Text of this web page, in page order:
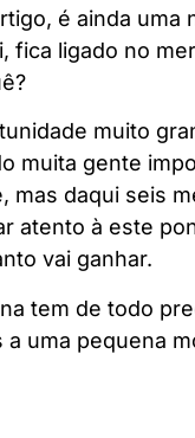
é ainda
fica ligado no
muito
muita gente
daqui seis
atento à este
vai ganhar.
tem de todo
uma pequena